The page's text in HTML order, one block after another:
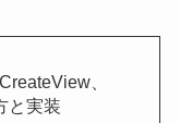
、
と実装